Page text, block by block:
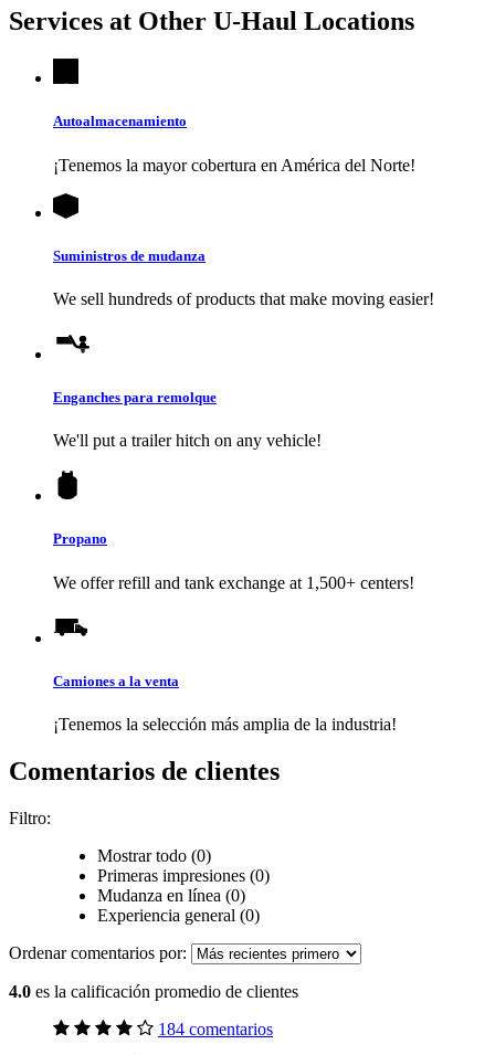
Services at Other U-Haul Locations
Autoalmacenamiento
¡Tenemos la mayor cobertura en América del Norte!
Suministros de mudanza
We sell hundreds of products that make moving easier!
Enganches para remolque
We'll put a trailer hitch on any vehicle!
Propano
We offer refill and tank exchange at 1,500+ centers!
Camiones a la venta
¡Tenemos la selección más amplia de la industria!
Comentarios de clientes
Filtro:
Mostrar todo (0)
Primeras impresiones (0)
Mudanza en línea (0)
Experiencia general (0)
Ordenar comentarios por:
4.0 es la calificación promedio de clientes
184 comentarios